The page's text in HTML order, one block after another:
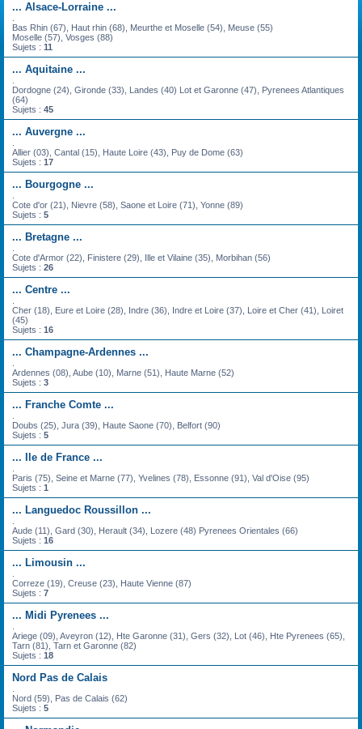
... Alsace-Lorraine ...
Bas Rhin (67), Haut rhin (68), Meurthe et Moselle (54), Meuse (55)
Moselle (57), Vosges (88)
Sujets : 11
... Aquitaine ...
Dordogne (24), Gironde (33), Landes (40) Lot et Garonne (47), Pyrenees Atlantiques
(64)
Sujets : 45
... Auvergne ...
Allier (03), Cantal (15), Haute Loire (43), Puy de Dome (63)
Sujets : 17
... Bourgogne ...
Cote d'or (21), Nievre (58), Saone et Loire (71), Yonne (89)
Sujets : 5
... Bretagne ...
Cote d'Armor (22), Finistere (29), Ille et Vilaine (35), Morbihan (56)
Sujets : 26
... Centre ...
Cher (18), Eure et Loire (28), Indre (36), Indre et Loire (37), Loire et Cher (41), Loiret
(45)
Sujets : 16
... Champagne-Ardennes ...
Ardennes (08), Aube (10), Marne (51), Haute Marne (52)
Sujets : 3
... Franche Comte ...
Doubs (25), Jura (39), Haute Saone (70), Belfort (90)
Sujets : 5
... Ile de France ...
Paris (75), Seine et Marne (77), Yvelines (78), Essonne (91), Val d'Oise (95)
Sujets : 1
... Languedoc Roussillon ...
Aude (11), Gard (30), Herault (34), Lozere (48) Pyrenees Orientales (66)
Sujets : 16
... Limousin ...
Correze (19), Creuse (23), Haute Vienne (87)
Sujets : 7
... Midi Pyrenees ...
Ariege (09), Aveyron (12), Hte Garonne (31), Gers (32), Lot (46), Hte Pyrenees (65),
Tarn (81), Tarn et Garonne (82)
Sujets : 18
Nord Pas de Calais
Nord (59), Pas de Calais (62)
Sujets : 5